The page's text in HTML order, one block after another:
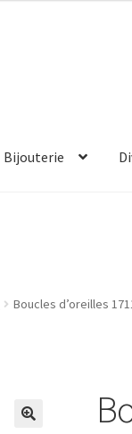
Bijouterie
Boucles d’oreilles